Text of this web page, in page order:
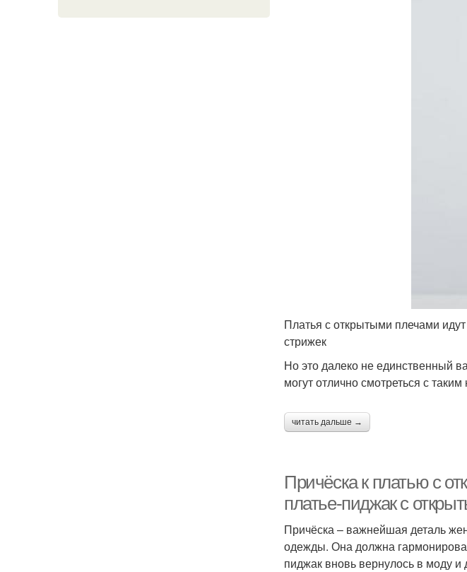
Платья с открытыми плечами
стрижек
Но это далеко не единственный
могут отлично смотреться с
читать дальше →
Причёска к платью с
платье-пиджак с
Причёска – важнейшая деталь
одежды. Она должна
пиджак вновь вернулось в моду